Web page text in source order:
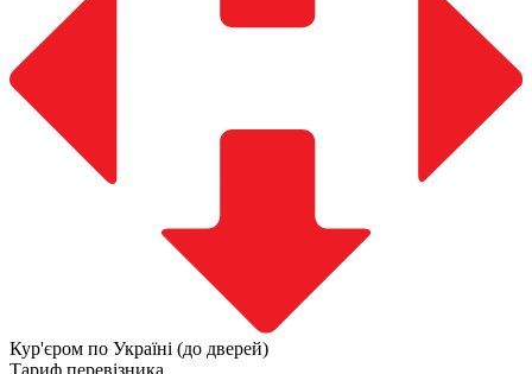
Кур'єром по Україні (до дверей)
Тариф перевізника